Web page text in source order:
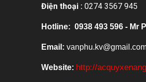
Điện thoại : 0274 3567 945
Hotline: 0938 493 596 - Mr
Email:
Website: http://